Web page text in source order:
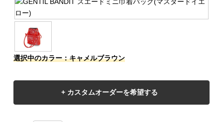
選択中のカラー：キャメルブラウン